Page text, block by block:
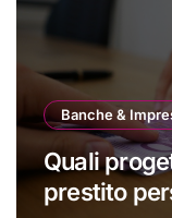
Banche &
Quali
prestito